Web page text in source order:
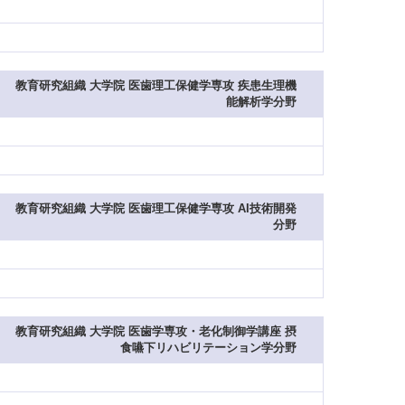
教育研究組織 大学院 医歯理工保健学専攻 疾患生理機
能解析学分野
教育研究組織 大学院 医歯理工保健学専攻 AI技術開発
分野
教育研究組織 大学院 医歯学専攻・老化制御学講座 摂
食嚥下リハビリテーション学分野